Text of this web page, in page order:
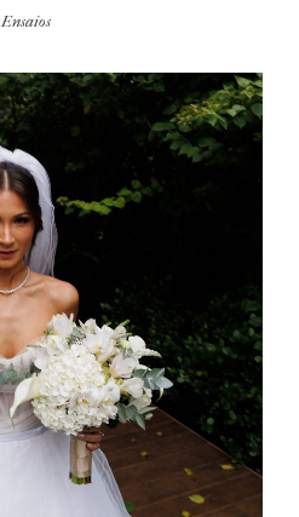
Ensaios